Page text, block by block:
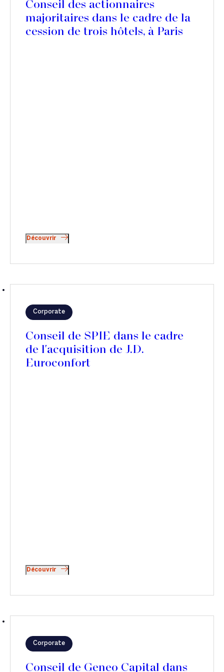
Conseil des actionnaires
majoritaires dans le cadre de la
cession de trois hôtels, à Paris
Découvrir
Corporate
Conseil de SPIE dans le cadre
de l'acquisition de J.D.
Euroconfort
Découvrir
Corporate
Conseil de Geneo Capital dans